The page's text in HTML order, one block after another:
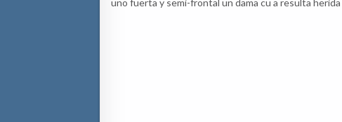
uno fuerta y semi-frontal un dama cu a resulta